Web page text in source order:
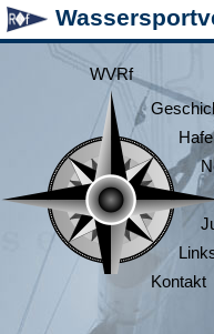
WVRf
Kontakt